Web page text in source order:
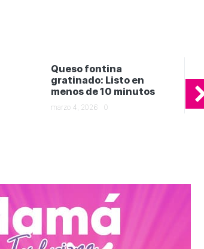
Queso fontina
gratinado: Listo en
menos de 10 minutos
marzo 4, 2026 0